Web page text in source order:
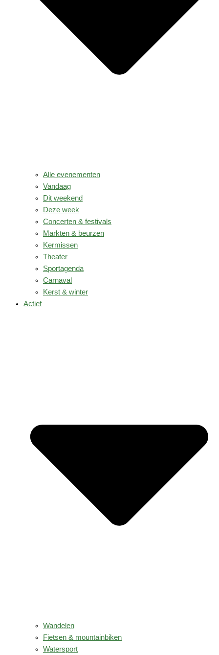
Alle evenementen
Vandaag
Dit weekend
Deze week
Concerten & festivals
Markten & beurzen
Kermissen
Theater
Sportagenda
Carnaval
Kerst & winter
Actief
Wandelen
Fietsen & mountainbiken
Watersport